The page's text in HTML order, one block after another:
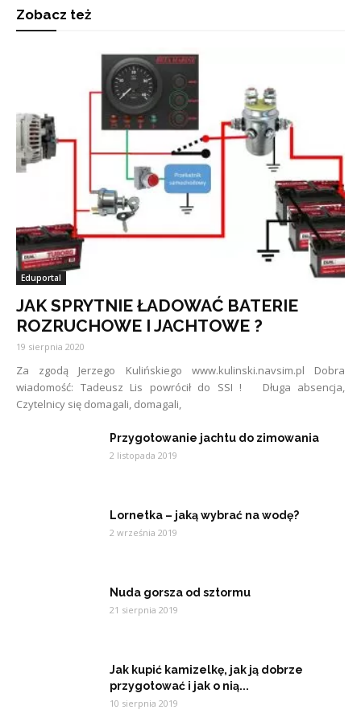
Zobacz też
Eduportal
JAK SPRYTNIE ŁADOWAĆ BATERIE
ROZRUCHOWE I JACHTOWE ?
19 sierpnia 2020
Za zgodą Jerzego Kulińskiego www.kulinski.navsim.pl Dobra
wiadomość: Tadeusz Lis powrócił do SSI ! Długa absencja,
Czytelnicy się domagali, domagali,
Przygotowanie jachtu do zimowania
2 listopada 2019
Lornetka – jaką wybrać na wodę?
2 września 2019
Nuda gorsza od sztormu
21 sierpnia 2019
Jak kupić kamizelkę, jak ją dobrze
przygotować i jak o nią...
10 sierpnia 2019